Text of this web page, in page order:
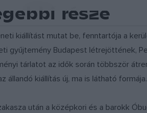
része
kiállítást mutat be, fenntartója a
gyűjtemény Budapest létrejöttének,
tárlatot az idők során többször
állandó kiállítás új, ma is látható formája.
után a középkori és a barokk